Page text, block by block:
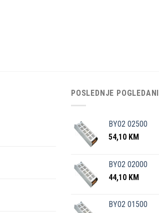
POSLEDNJE POGLEDANI
BY02 02500
54,10 KM
BY02 02000
44,10 KM
BY02 01500